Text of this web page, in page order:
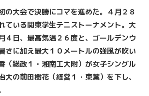
の大会で決勝にコマを進めた。４月２８
ている関東学生テニストーナメント。大
４日、最高気温２６度と、ゴールデンウ
さに加え最大１０メートルの強風が吹い
（総政１・湘南工大附）が女子シングル
大の前田樹花（経営１・東葉）を下し、